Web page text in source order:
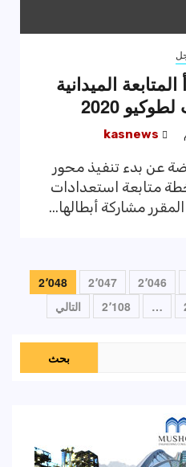
الميدانية
2020
kasnews
عن بدء تنفيذ محور
متابعة استعدادات
مشاركة أبطالها...
2٬046 2٬047
2٬048
… 2٬108 التالي